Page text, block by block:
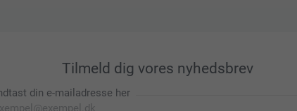
Tilmeld dig vores nyhedsbrev
din e-mailadresse her